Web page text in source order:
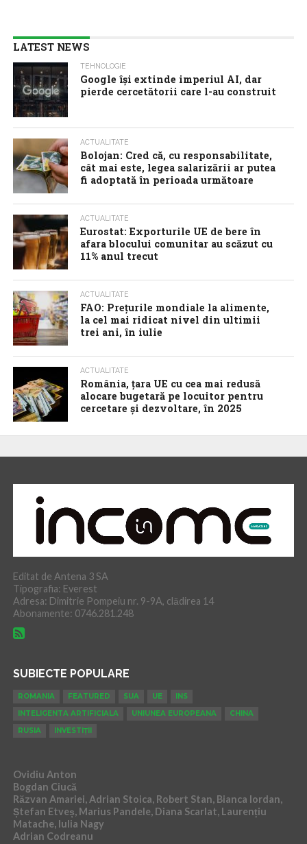
LATEST NEWS
TEHNOLOGIE
Google îşi extinde imperiul AI, dar
pierde cercetătorii care l-au construit
ACTUALITATE
Bolojan: Cred că, cu responsabilitate,
cât mai este, legea salarizării ar putea
fi adoptată în perioada următoare
ACTUALITATE
Eurostat: Exporturile UE de bere în
afara blocului comunitar au scăzut cu
11% anul trecut
ACTUALITATE
FAO: Prețurile mondiale la alimente,
la cel mai ridicat nivel din ultimii
trei ani, în iulie
ACTUALITATE
România, țara UE cu cea mai redusă
alocare bugetară pe locuitor pentru
cercetare și dezvoltare, în 2025
Editat de Antena 3 SA
Tipografia: Everest
Adresa: Dimitrie Pompeiu nr. 9-9A, clădirea 14
Abonamente: 0746.281.248
SUBIECTE POPULARE
ROMANIA FEATURED SUA UE
INS
INTELIGENTA ARTIFICIALA
UNIUNEA EUROPEANA
CHINA
RUSIA
INVESTIȚII
Ovidiu Anton
Bogdan Ciucă
Răzvan Amariei, Adrian Stoica, Robert Stan, Bianca Iordan,
Ștefan Etveș, Marius Pandele, Diana Scarlat, Laurențiu
Matache, Iulia Nagy
Adrian Codreanu